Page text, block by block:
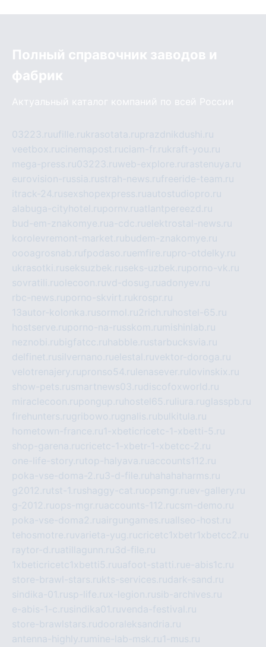
Полный справочник заводов и
фабрик
Актуальный каталог компаний по всей России
03223.ruufille.rukrasotata.ruprazdnikdushi.ru
veetbox.rucinemapost.ruciam-fr.rukraft-you.ru
mega-press.ru03223.ruweb-explore.ru rastenuya.ru
eurovision-russia.rustrah-news.rufreeride-team.ru
itrack-24.rusexshopexpress.ruautostudiopro.ru
alabuga-cityhotel.rupornv.ruatlantpereezd.ru
bud-em-znakomye.rua-cdc.ruelektrostal-news.ru
korolevremont-market.rubudem-znakomye.ru
oooagrosnab.rufpodaso.ruemfire.rupro-otdelky.ru
ukrasotki.ruseksuzbek.ruseks-uzbek.ruporno-vk.ru
sovratili.ruolecoon.ruvd-dosug.ruadonyev.ru
rbc-news.ruporno-skvirt.rukrospr.ru
13autor-kolonka.rusormol.ru2rich.ru hostel-65.ru
hostserve.ruporno-na-russkom.ru mishinlab.ru
neznobi.rubigfatcc.ru habble.rustarbucksvia.ru
delfinet.rusilvernano.ruelestal.ruvektor-doroga.ru
velotrenajery.rupronso54.ru lenasever.ru lovinskix.ru
show-pets.rusmartnews03.rudiscofoxworld.ru
miraclecoon.rupongup.ru hostel65.ru liura.ruglasspb.ru
firehunters.rugribowo.rugnalis.rubulkitula.ru
hometown-france.ru1-xbeticricetc-1-xbetti-5.ru
shop-garena.rucricetc-1-xbetr-1-xbetcc-2.ru
one-life-story.rutop-halyava.ruaccounts112.ru
poka-vse-doma-2.ru3-d-file.ru hahahaharms.ru
g2012.rutst-1.rushaggy-cat.ruopsmgr.ruev-gallery.ru
g-2012.ruops-mgr.ruaccounts-112.rucsm-demo.ru
poka-vse-doma2.ruairgungames.ruallseo-host.ru
tehosmotre.ruvarieta-yug.rucricetc1xbetr1xbetcc2.ru
raytor-d.ruatillagunn.ru3d-file.ru
1xbeticricetc1xbetti5.ruuafoot-statti.rue-abis1c.ru
store-brawl-stars.rukts-services.rudark-sand.ru
sindika-01.rusp-life.rux-legion.rusib-archives.ru
e-abis-1-c.rusindika01.ruvenda-festival.ru
store-brawlstars.rudooraleksandria.ru
antenna-highly.ru mine-lab-msk.ru1-mus.ru